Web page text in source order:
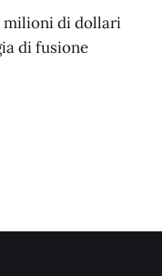
milioni di dollari
di fusione